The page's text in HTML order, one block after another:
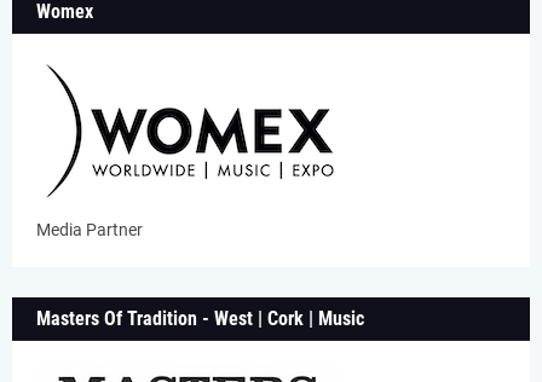
Womex
Media Partner
Masters Of Tradition - West | Cork | Music